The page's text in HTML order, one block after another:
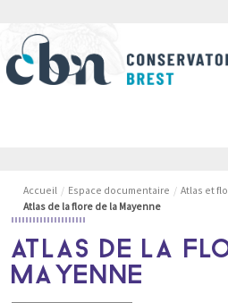
LE CONSERVATOIRE
NOS SERVICES ET COMPÉTENCES
NOS ACTIONS PHARES
JARDIN DU CONSERVATOIRE
Accueil / Espace documentaire / Atlas et
Atlas de la flore de la Mayenne
ATLAS DE LA
MAYENNE